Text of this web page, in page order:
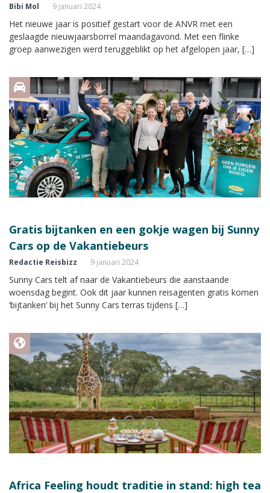
Bibi Mol 9 januari 2024
Het nieuwe jaar is positief gestart voor de ANVR met een
geslaagde nieuwjaarsborrel maandagavond. Met een flinke
groep aanwezigen werd teruggeblikt op het afgelopen jaar, […]
Gratis bijtanken en een gokje wagen bij Sunny
Cars op de Vakantiebeurs
Redactie Reisbizz 9 januari 2024
Sunny Cars telt af naar de Vakantiebeurs die aanstaande
woensdag begint. Ook dit jaar kunnen reisagenten gratis komen
‘bijtanken’ bij het Sunny Cars terras tijdens […]
Africa Feeling houdt traditie in stand: high tea